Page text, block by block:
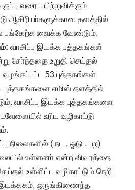
வரை பயிற்றுவிக்கும்
ஆசிரியா்களுக்கான தளத்தில்
பங்கேற்க வைக்க வேண்டும்.
வாசிப்பு இயக்க புத்தகங்கள்
சோ்ந்ததை உறுதி செய்தல்
53 புத்தகங்கள்
புத்தகங்களை எமிஸ் தளத்தில்
வாசிப்பு இயக்க புத்தகங்களை
உரிய வழிகாட்டு
நிலைகளில் ( நட , ஓடு , பற)
உள்ளனா் என்ற விவரத்தை
உள்ளிட்ட வழிகாட்டும் நெறி
இயக்ககம், ஒருங்கிணைந்த